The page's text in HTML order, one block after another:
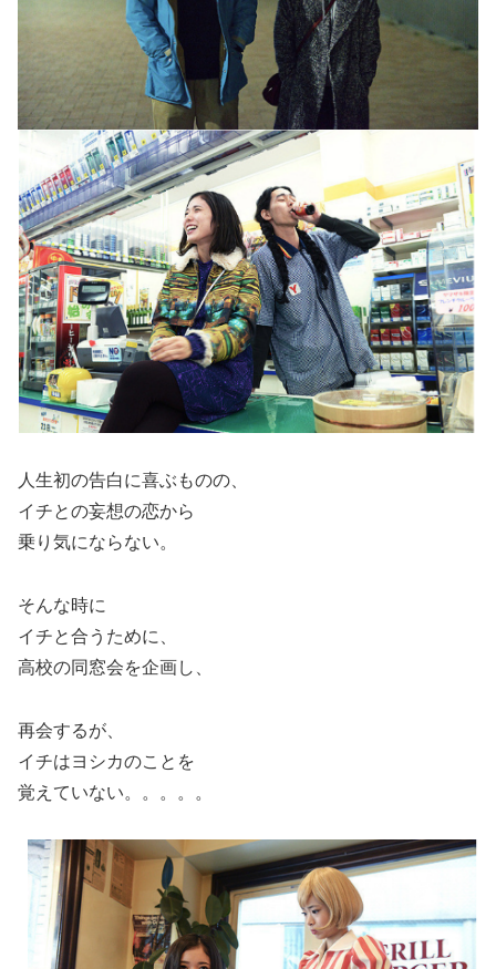
人生初の告白に喜ぶものの、
イチとの妄想の恋から
乗り気にならない。
そんな時に
イチと合うために、
高校の同窓会を企画し、
再会するが、
イチはヨシカのことを
覚えていない。。。。。